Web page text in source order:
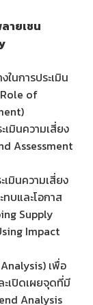
ายเชน
นการประเมิน
of
เมินความเสี่ยง
Assessment
มินความเสี่ยง
บและโอกาส
Supply
Impact
เพื่อ
เปิดเผยจุดที่มี
Analysis